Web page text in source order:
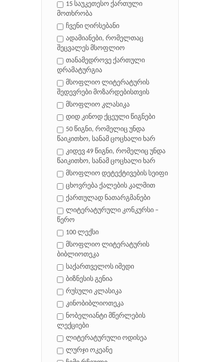
15 საუკეთესო ქართული
მოთხრობა
ჩვენი ღირსებანი
ადამიანები, რომელთაც
შეცვალეს მსოფლიო
თანამედროვე ქართული
დრამატურგია
მსოფლიო ლიტერატურის
შედევრები მოზარდებისთვის
მსოფლიო კლასიკა
დიდ კინოდ ქცეული წიგნები
50 წიგნი, რომელიც უნდა
წაიკითხო, სანამ ცოცხალი ხარ
კიდევ 49 წიგნი, რომელიც უნდა
წაიკითხო, სანამ ცოცხალი ხარ
მსოფლიო დეტექტივების სეიფი
ცხოვრება ქალების კალმით
ქართულად ნათარგმანები
ლიტერატურული კონკურსი –
წერო
100 ლექსი
მსოფლიო ლიტერატურის
ბიბლიოთეკა
საქართველოს იმედი
ბიზნესის გენია
რუსული კლასიკა
კინობიბლიოთეკა
ნობელიანტი მწერლების
ლექციები
ლიტერატურული ოდისეა
ლურჯი ოკეანე